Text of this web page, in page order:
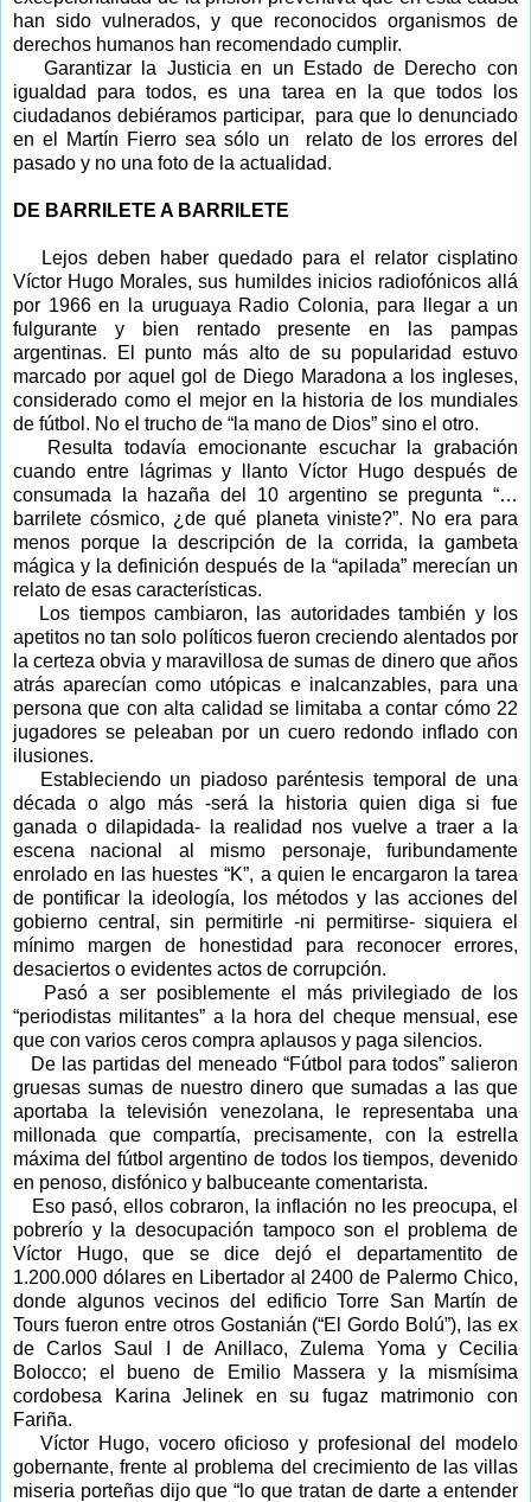
han sido vulnerados, y que reconocidos organismos de
derechos humanos han recomendado cumplir.
Garantizar la Justicia en un Estado de Derecho con
igualdad para todos, es una tarea en la que todos los
ciudadanos debiéramos participar, para que lo denunciado
en el Martín Fierro sea sólo un relato de los errores del
pasado y no una foto de la actualidad.
DE BARRILETE A BARRILETE
Lejos deben haber quedado para el relator cisplatino
Víctor Hugo Morales, sus humildes inicios radiofónicos allá
por 1966 en la uruguaya Radio Colonia, para llegar a un
fulgurante y bien rentado presente en las pampas
argentinas. El punto más alto de su popularidad estuvo
marcado por aquel gol de Diego Maradona a los ingleses,
considerado como el mejor en la historia de los mundiales
de fútbol. No el trucho de “la mano de Dios” sino el otro.
Resulta todavía emocionante escuchar la grabación
cuando entre lágrimas y llanto Víctor Hugo después de
consumada la hazaña del 10 argentino se pregunta “…
barrilete cósmico, ¿de qué planeta viniste?”. No era para
menos porque la descripción de la corrida, la gambeta
mágica y la definición después de la “apilada” merecían un
relato de esas características.
Los tiempos cambiaron, las autoridades también y los
apetitos no tan solo políticos fueron creciendo alentados por
la certeza obvia y maravillosa de sumas de dinero que años
atrás aparecían como utópicas e inalcanzables, para una
persona que con alta calidad se limitaba a contar cómo 22
jugadores se peleaban por un cuero redondo inflado con
ilusiones.
Estableciendo un piadoso paréntesis temporal de una
década o algo más -será la historia quien diga si fue
ganada o dilapidada- la realidad nos vuelve a traer a la
escena nacional al mismo personaje, furibundamente
enrolado en las huestes “K”, a quien le encargaron la tarea
de pontificar la ideología, los métodos y las acciones del
gobierno central, sin permitirle -ni permitirse- siquiera el
mínimo margen de honestidad para reconocer errores,
desaciertos o evidentes actos de corrupción.
Pasó a ser posiblemente el más privilegiado de los
“periodistas militantes” a la hora del cheque mensual, ese
que con varios ceros compra aplausos y paga silencios.
De las partidas del meneado “Fútbol para todos” salieron
gruesas sumas de nuestro dinero que sumadas a las que
aportaba la televisión venezolana, le representaba una
millonada que compartía, precisamente, con la estrella
máxima del fútbol argentino de todos los tiempos, devenido
en penoso, disfónico y balbuceante comentarista.
Eso pasó, ellos cobraron, la inflación no les preocupa, el
pobrerío y la desocupación tampoco son el problema de
Víctor Hugo, que se dice dejó el departamentito de
1.200.000 dólares en Libertador al 2400 de Palermo Chico,
donde algunos vecinos del edificio Torre San Martín de
Tours fueron entre otros Gostanián (“El Gordo Bolú”), las ex
de Carlos Saul I de Anillaco, Zulema Yoma y Cecilia
Bolocco; el bueno de Emilio Massera y la mismísima
cordobesa Karina Jelinek en su fugaz matrimonio con
Fariña.
Víctor Hugo, vocero oficioso y profesional del modelo
gobernante, frente al problema del crecimiento de las villas
miseria porteñas dijo que “lo que tratan de darte a entender